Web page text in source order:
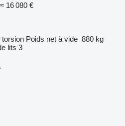
≈ 16 080 €
torsion Poids net à vide 880 kg
lits 3